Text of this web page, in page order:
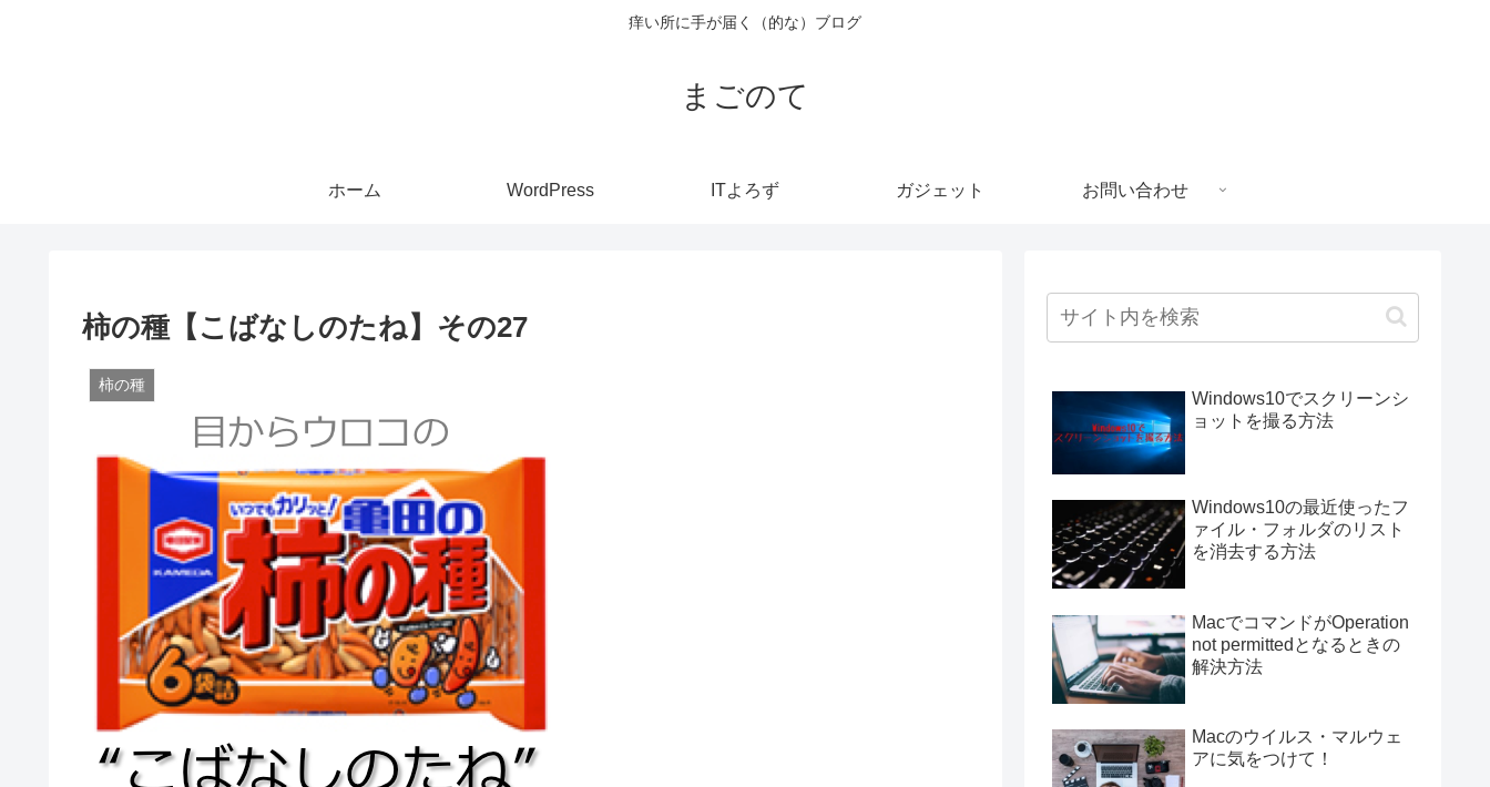
痒い所に手が届く（的な）ブログ
まごのて
ホーム WordPress ITよろず ガジェット お問い合わせ
柿の種【こばなしのたね】その27
柿の種
Windows10でスクリーンシ
ョットを撮る方法
Windows10の最近使ったフ
ァイル・フォルダのリスト
を消去する方法
MacでコマンドがOperation
not permittedとなるときの
解決方法
Macのウイルス・マルウェ
アに気をつけて！